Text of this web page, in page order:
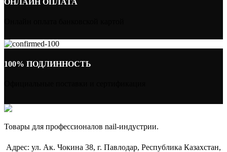
ОНЛАЙН ОПЛАТА
100% ПОДЛИННОСТЬ
Товары для профессионалов nail-индустрии.
Адрес: ул. Ак. Чокина 38, г. Павлодар, Республика Казахстан,